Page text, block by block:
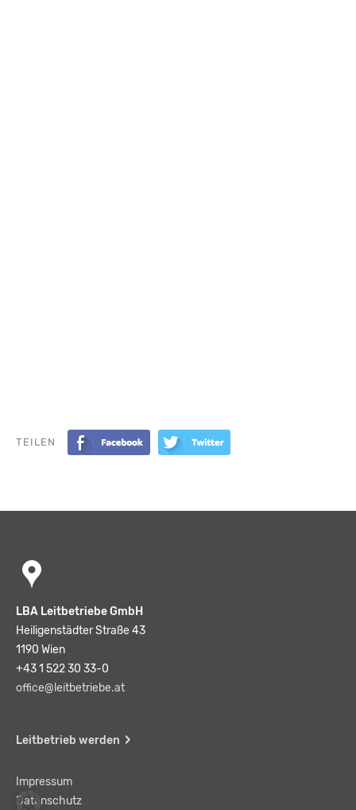
TEILEN
LBA Leitbetriebe GmbH
Heiligenstädter Straße 43
1190 Wien
+43 1 522 30 33-0
office@leitbetriebe.at
Leitbetrieb werden
Impressum
Datenschutz